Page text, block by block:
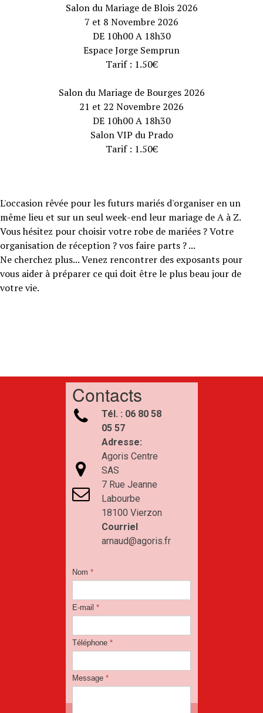
Salon du Mariage de Blois 2026
7 et 8 Novembre 2026
DE 10h00 A 18h30
Espace Jorge Semprun
Tarif : 1.50€
Salon du Mariage de Bourges 2026
21 et 22 Novembre 2026
DE 10h00 A 18h30
Salon VIP du Prado
Tarif : 1.50€
L'occasion rêvée pour les futurs mariés d'organiser en un
même lieu et sur un seul week-end leur mariage de A à Z.
Vous hésitez pour choisir votre robe de mariées ? Votre
organisation de réception ? vos faire parts ? ...
Ne cherchez plus... Venez rencontrer des exposants pour
vous aider à préparer ce qui doit être le plus beau jour de
votre vie.
Contacts



Tél. : 06 80 58
05 57
Adresse:
Agoris Centre
SAS
7 Rue Jeanne
Labourbe
18100 Vierzon
Courriel
arnaud@agoris.fr
Nom *
E-mail *
Téléphone*
Message*